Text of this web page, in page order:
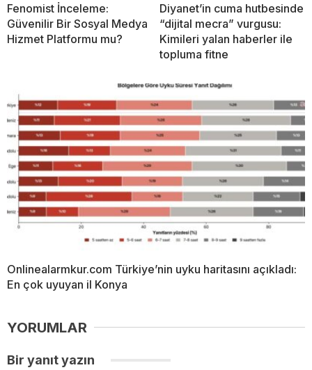
Fenomist İnceleme:
Güvenilir Bir Sosyal Medya
Hizmet Platformu mu?
Diyanet’in cuma hutbesinde
“dijital mecra” vurgusu:
Kimileri yalan haberler ile
topluma fitne
Onlinealarmkur.com Türkiye’nin uyku haritasını açıkladı:
En çok uyuyan il Konya
YORUMLAR
Bir yanıt yazın